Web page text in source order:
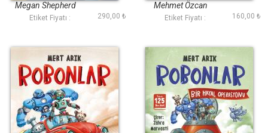
Megan Shepherd
Etiket Fiyatı : 290,00 ₺
Mehmet Özcan
Etiket Fiyatı : 160,00 ₺